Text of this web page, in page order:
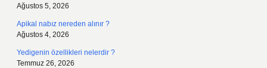
Ağustos 5, 2026
Apikal nabız nereden alınır ?
Ağustos 4, 2026
Yedigenin özellikleri nelerdir ?
Temmuz 26, 2026